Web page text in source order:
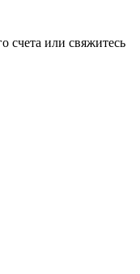
счета или свяжитесь